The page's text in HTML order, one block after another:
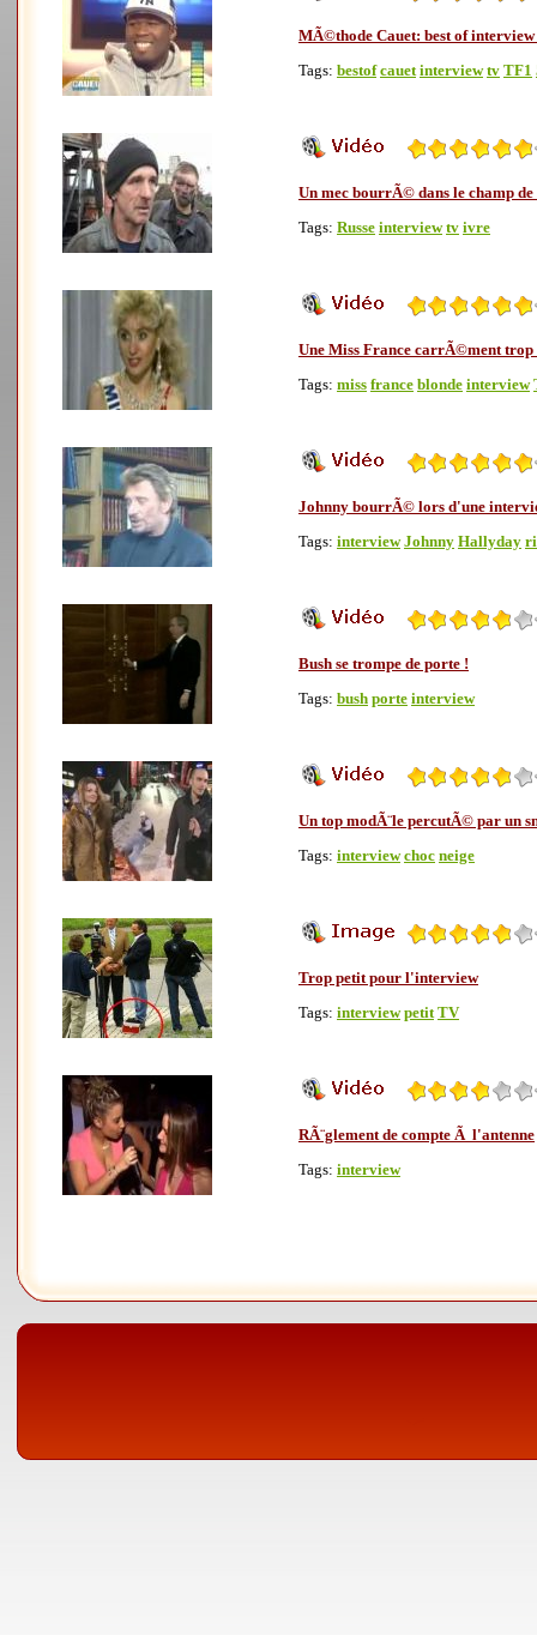
MÃ©thode Cauet: best of interview
Tags: bestof cauet interview tv TF1
Un mec bourrÃ© dans le champ
Tags: Russe interview tv ivre
Une Miss France carrÃ©ment trop
Tags: miss france blonde interview
Johnny bourrÃ© lors d'une
Tags: interview Johnny Hallyday
Bush se trompe de porte !
Tags: bush porte interview
Un top modÃ¨le percutÃ© par un
Tags: interview choc neige
Trop petit pour l'interview
Tags: interview petit TV
RÃ¨glement de compte Ã l'antenne
Tags: interview